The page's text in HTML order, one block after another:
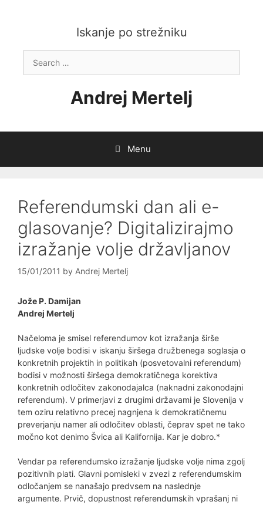
Iskanje po strežniku
for:
Andrej Mertelj
Menu
Referendumski dan ali e-
glasovanje? Digitalizirajmo
izražanje volje državljanov
15/01/2011 by Andrej Mertelj
Jože P. Damijan
Andrej Mertelj
Načeloma je smisel referendumov kot izražanja širše
ljudske volje bodisi v iskanju širšega družbenega soglasja o
konkretnih projektih in politikah (posvetovalni referendum)
bodisi v možnosti širšega demokratičnega korektiva
konkretnih odločitev zakonodajalca (naknadni zakonodajni
referendum). V primerjavi z drugimi državami je Slovenija v
tem oziru relativno precej nagnjena k demokratičnemu
preverjanju namer ali odločitev oblasti, čeprav spet ne tako
močno kot denimo Švica ali Kalifornija. Kar je dobro.*
Vendar pa referendumsko izražanje ljudske volje nima zgolj
pozitivnih plati. Glavni pomisleki v zvezi z referendumskim
odločanjem se nanašajo predvsem na naslednje
argumente. Prvič, dopustnost referendumskih vprašanj ni